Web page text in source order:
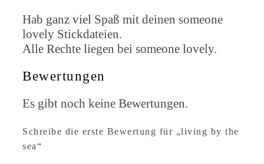
Hab ganz viel Spaß mit deinen someone
lovely Stickdateien.
Alle Rechte liegen bei someone lovely.
Bewertungen
Es gibt noch keine Bewertungen.
Schreibe die erste Bewertung für „living by the
sea“